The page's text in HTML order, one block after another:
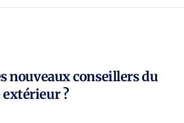
nouveaux conseillers du
?